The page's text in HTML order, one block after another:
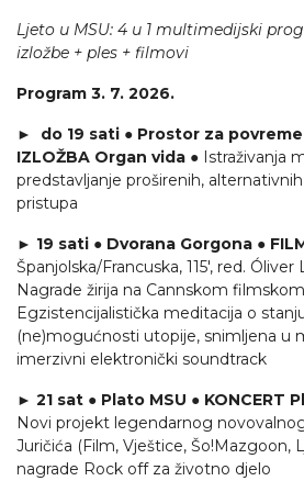
Ljeto u MSU: 4 u 1 multimedijski
izložbe + ples + filmovi
Program 3. 7. 2026.
► do 19 sati ● Prostor za
IZLOŽBA Organ vida ● Istraživanja
predstavljanje proširenih,
pristupa
► 19 sati ● Dvorana Gorgona ●
Španjolska/Francuska, 115', red.
Nagrade žirija na Cannskom
Egzistencijalistička meditacija o
(ne)mogućnosti utopije, snimljena u
imerzivni elektronički soundtrack
► 21 sat ● Plato MSU ● KONCERT
Novi projekt legendarnog
Juričića (Film, Vještice, Šo!Mazgoon,
nagrade Rock off za životno djelo